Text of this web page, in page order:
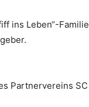
ins Leben“-Familie
Partnervereins SC